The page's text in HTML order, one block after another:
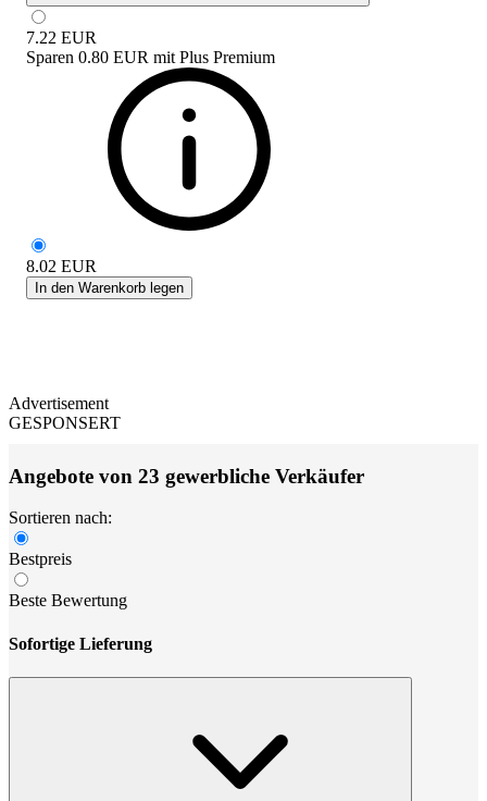
7.22 EUR
Sparen 0.80 EUR mit Plus Premium
8.02 EUR
In den Warenkorb legen
Advertisement
GESPONSERT
Angebote von 23 gewerbliche Verkäufer
Sortieren nach:
Bestpreis
Beste Bewertung
Sofortige Lieferung